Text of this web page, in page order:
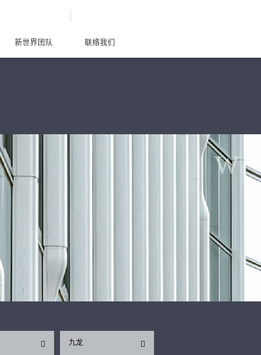
新世界团队 联络我们
九龙